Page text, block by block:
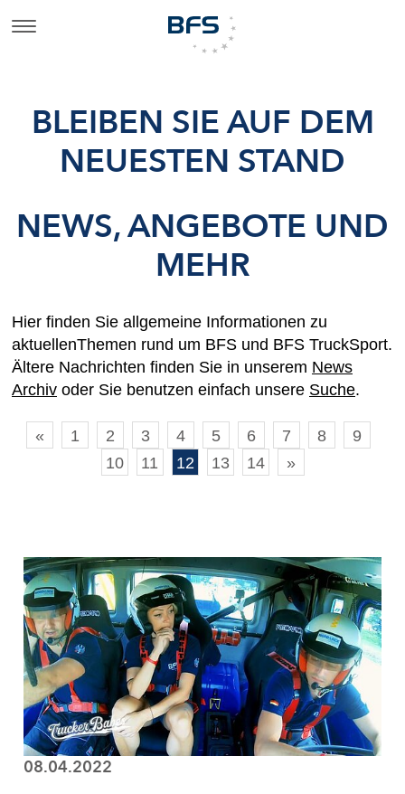
BLEIBEN SIE AUF DEM
NEUESTEN STAND
NEWS, ANGEBOTE UND
MEHR
Hier finden Sie allgemeine Informationen zu
aktuellenThemen rund um BFS und BFS TruckSport.
Ältere Nachrichten finden Sie in unserem News
Archiv oder Sie benutzen einfach unsere Suche.
« 1 2 3 4 5 6 7 8
9
10
11 12 13 14 »
08.04.2022